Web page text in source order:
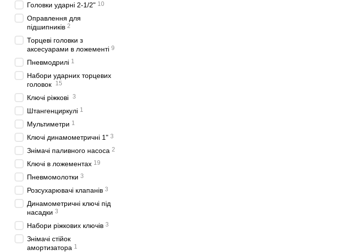
Головки ударні 2-1/2" 10
Oпpaвлeння для
підшипників 2
Торцеві головки з
аксесуарами в ложементі 9
Пневмодрилі 1
Набори ударних торцевих
головок
15
Ключі ріжкові 3
Штангенциркулі 1
Мультиметри 1
Ключі динамометричні 1" 3
Знімaчі пaливнoгo нacoca 2
Ключі в ложементах 19
Пневмомолотки 3
Розсухарювачі клапанів 3
Динамометричні ключі під
насадки 3
Набори ріжкових ключів 3
Знімaчі cтійoк
aмopтизaтopa 1